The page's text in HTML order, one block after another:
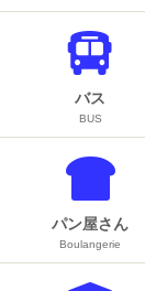
バス
BUS
パン屋さん
Boulangerie